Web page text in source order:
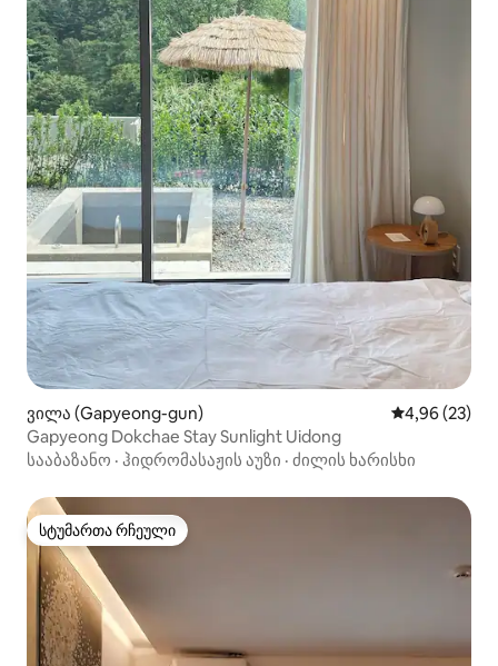
ვილა (Gapyeong-gun) საშუალო
4,96 (23)
Gapyeong Dokchae Stay Sunlight Uidong
სააბაზანო · ჰიდრომასაჟის აუზი · ძილის ხარისხი
სტუმართა რჩეული
სტუმართა რჩეული